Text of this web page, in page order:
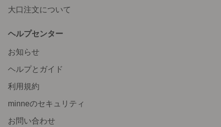
大口注文について
ヘルプセンター
お知らせ
ヘルプとガイド
利用規約
minneのセキュリティ
お問い合わせ